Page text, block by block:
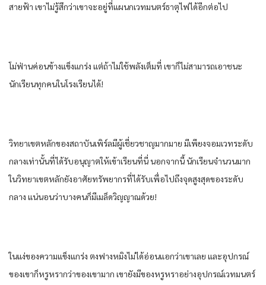
สายฟ้า เขาไม่รู้สึกว่าเขาจะอยู่ที่แผนกเวทมนตร์ธาตุไฟได้อีกต่อไป
โม่ฟ่านค่อนข้างแข็งแกร่ง แต่ถ้าไม่ใช้พลังเต็มที่ เขาก็ไม่สามารถเอาชนะ
นักเรียนทุกคนในโรงเรียนได้!
วิทยาเขตหลักของสถาบันเพิร์ลมีผู้เชี่ยวชาญมากมาย มีเพียงจอมเวทระดับ
กลางเท่านั้นที่ได้รับอนุญาตให้เข้าเรียนที่นี่ นอกจากนี้ นักเรียนจำนวนมาก
ในวิทยาเขตหลักยังอาศัยทรัพยากรที่ได้รับเพื่อไปถึงจุดสูงสุดของระดับ
กลาง แน่นอนว่าบางคนก็มีเมล็ดวิญญาณด้วย!
ในแง่ของความแข็งแกร่ง ตงฟางหมิงไม่ได้อ่อนแอกว่าเขาเลย และอุปกรณ์
ของเขาก็หรูหรากว่าของเขามาก เขายังมีของหรูหราอย่างอุปกรณ์เวทมนตร์